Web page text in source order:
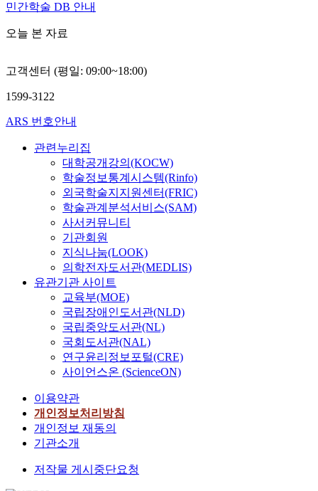
민간학술 DB 안내
오늘 본 자료
고객센터 (평일: 09:00~18:00)
1599-3122
ARS 번호안내
관련누리집
대학공개강의(KOCW)
학술정보통계시스템(Rinfo)
외국학술지지원센터(FRIC)
학술관계분석서비스(SAM)
사서커뮤니티
기관회원
지식나눔(LOOK)
의학전자도서관(MEDLIS)
유관기관 사이트
교육부(MOE)
국립장애인도서관(NLD)
국립중앙도서관(NL)
국회도서관(NAL)
연구윤리정보포털(CRE)
사이언스온 (ScienceON)
이용약관
개인정보처리방침
개인정보 재동의
기관소개
저작물 게시중단요청